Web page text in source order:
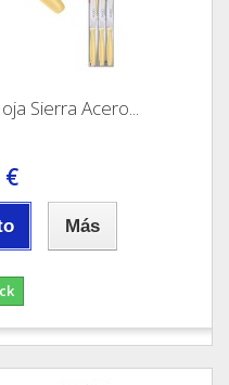
Sierra Acero...
€
Más